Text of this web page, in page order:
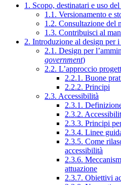
1. Scopo, destinatari e uso
1.1. Versionamento e
1.2. Consultazione del
1.3. Contribuisci al
2. Introduzione al design per
2.1. Design per
government)
2.2. L’approccio
2.2.1. Buone
2.2.2. Principi
2.3. Accessibilità
2.3.1.
2.3.2.
2.3.3. Principi
2.3.4. Linee
2.3.5. Come
accessibilità
2.3.6.
attuazione
2.3.7. Obiettivi